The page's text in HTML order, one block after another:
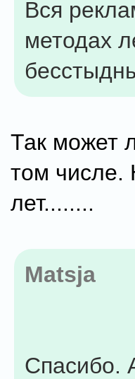
Вся
методах
Так может
том числе.
лет........
Matsja
Спасибо.